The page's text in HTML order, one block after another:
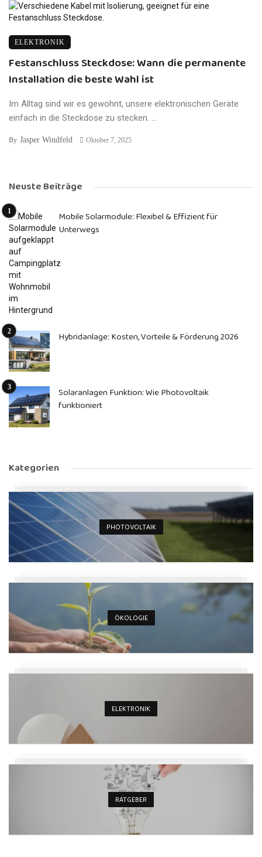
ELEKTRONIK
Festanschluss Steckdose: Wann die permanente
Installation die beste Wahl ist
Im Alltag sind wir es gewohnt, unsere elektronischen Geräte
einfach in die Steckdose zu stecken. ...
By Jasper Windfeld Oktober 7, 2025
Neuste Beiträge
Mobile Solarmodule: Flexibel & Effizient für
Unterwegs
Hybridanlage: Kosten, Vorteile & Förderung 2026
Solaranlagen Funktion: Wie Photovoltaik
funktioniert
Kategorien
PHOTOVOLTAIK
ÖKOLOGIE
ELEKTRONIK
RATGEBER